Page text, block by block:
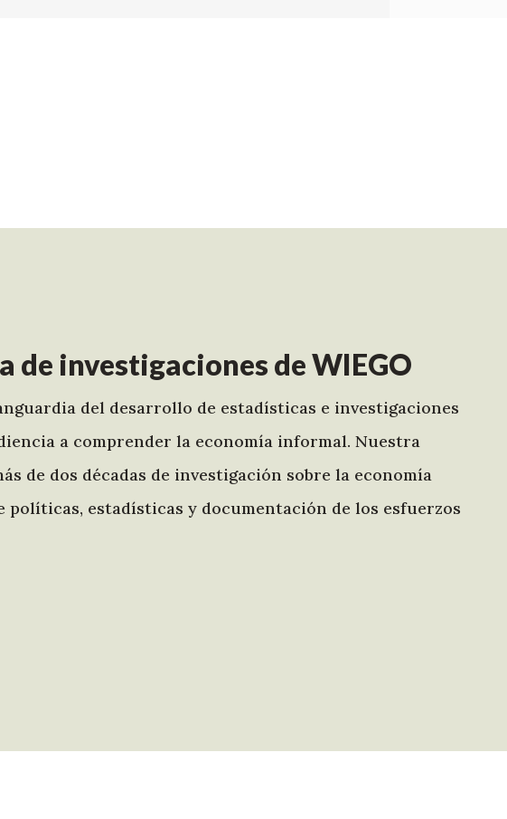
de investigaciones de WIEGO
del desarrollo de estadísticas e investigaciones
a comprender la economía informal. Nuestra
de dos décadas de investigación sobre la economía
políticas, estadísticas y documentación de los esfuerzos